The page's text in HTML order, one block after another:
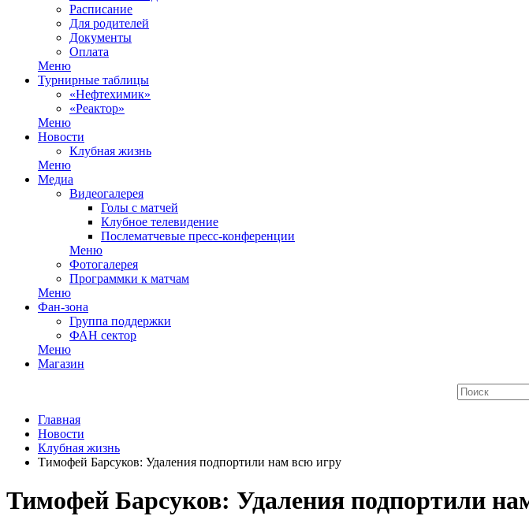
Расписание
Для родителей
Документы
Оплата
Меню
Турнирные таблицы
«Нефтехимик»
«Реактор»
Меню
Новости
Клубная жизнь
Меню
Медиа
Видеогалерея
Голы с матчей
Клубное телевидение
Послематчевые пресс-конференции
Меню
Фотогалерея
Программки к матчам
Меню
Фан-зона
Группа поддержки
ФАН сектор
Меню
Магазин
Главная
Новости
Клубная жизнь
Тимофей Барсуков: Удаления подпортили нам всю игру
Тимофей Барсуков: Удаления подпортили